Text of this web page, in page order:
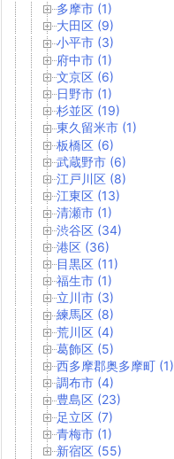
多摩市 (1)
大田区 (9)
小平市 (3)
府中市 (1)
文京区 (6)
日野市 (1)
杉並区 (19)
東久留米市 (1)
板橋区 (6)
武蔵野市 (6)
江戸川区 (8)
江東区 (13)
清瀬市 (1)
渋谷区 (34)
港区 (36)
目黒区 (11)
福生市 (1)
立川市 (3)
練馬区 (8)
荒川区 (4)
葛飾区 (5)
西多摩郡奥多摩町 (1)
調布市 (4)
豊島区 (23)
足立区 (7)
青梅市 (1)
新宿区 (55)